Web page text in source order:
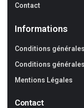
Contact
Informations
Conditions
Conditions
Mentions Légales
Contact